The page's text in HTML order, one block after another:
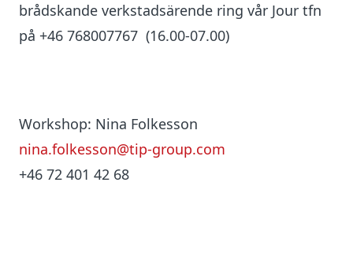
brådskande verkstadsärende ring vår Jour tfn
på +46 768007767 (16.00-07.00)
Workshop: Nina Folkesson
nina.folkesson@tip-group.com
+46 72 401 42 68